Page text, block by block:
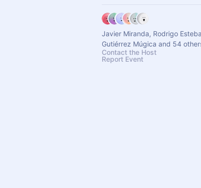
Javier Miranda, Rodrigo
Gutiérrez Múgica and 54
Contact the Host
Report Event